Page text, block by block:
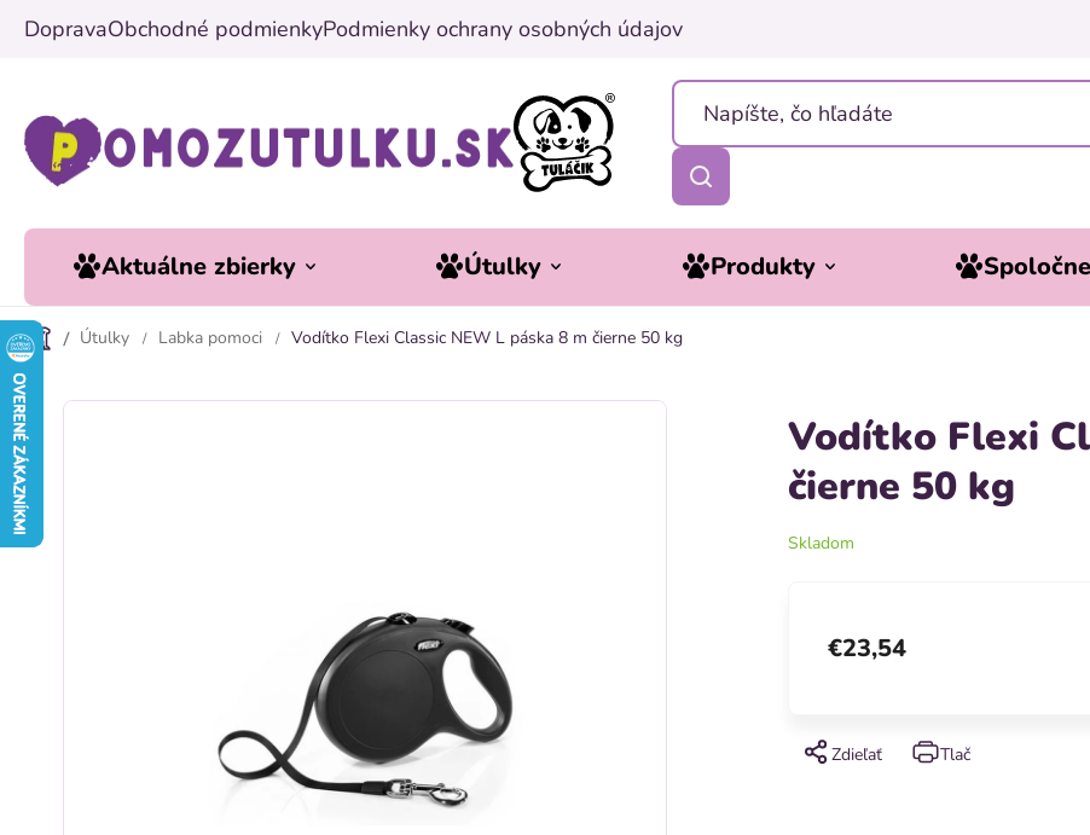
DopravaObchodné podmienkyPodmienky ochrany osobných údajov
Aktuálne zbierky Útulky Produkty
Útulky Labka pomoci Vodítko Flexi Classic NEW L páska 8 m čierne 50 kg
Vodítko Flexi
čierne 50 kg
Tlač
Zdieľať
Skladom
€23,54